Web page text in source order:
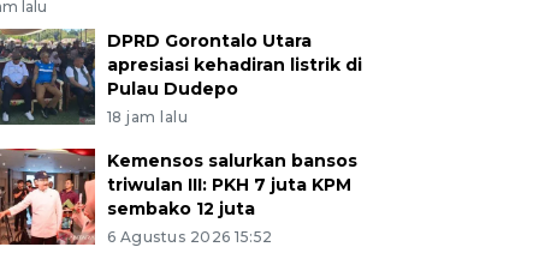
lalu
DPRD Gorontalo Utara
apresiasi kehadiran listrik di
Pulau Dudepo
18 jam lalu
Kemensos salurkan bansos
triwulan III: PKH 7 juta KPM
sembako 12 juta
6 Agustus 2026 15:52